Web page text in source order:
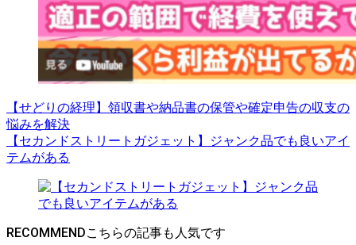
【せどりの経理】領収書や納品書の保管や確定申告の収支の
悩みを解決
【セカンドストリートガジェット】ジャンク品でも良いアイ
テムがある
RECOMMEND